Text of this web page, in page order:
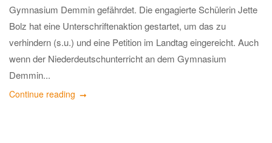
Gymnasium Demmin gefährdet. Die engagierte Schülerin Jette
Bolz hat eine Unterschriftenaktion gestartet, um das zu
verhindern (s.u.) und eine Petition im Landtag eingereicht. Auch
wenn der Niederdeutschunterricht an dem Gymnasium
Demmin...
Continue reading